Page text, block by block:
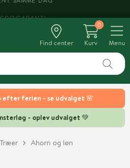
efter ferien - se udvalget 🌸
- oplev udvalget 💚
Find center
0
Kurv
Menu
Træer Ahorn og løn